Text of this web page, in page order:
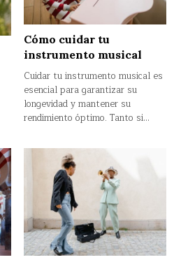
Cómo cuidar tu
instrumento musical
Cuidar tu instrumento musical es
esencial para garantizar su
longevidad y mantener su
rendimiento óptimo. Tanto si…